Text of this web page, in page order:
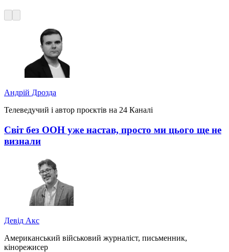
Андрій Дрозда
Телеведучий і автор проєктів на 24 Каналі
Світ без ООН уже настав, просто ми цього ще не
визнали
Девід Акс
Американський військовий журналіст, письменник,
кінорежисер